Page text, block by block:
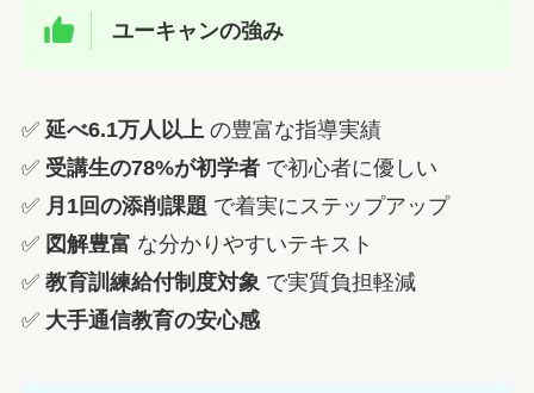
ユーキャンの強み
✅ 延べ6.1万人以上の豊富な指導実績
✅ 受講生の78%が初学者で初心者に優しい
✅ 月1回の添削課題 で着実にステップアップ
✅ 図解豊富 な分かりやすいテキスト
✅ 教育訓練給付制度対象で実質負担軽減
✅ 大手通信教育の安心感